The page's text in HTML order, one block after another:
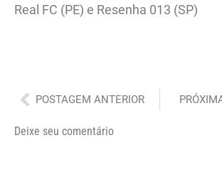
Real FC (PE) e Resenha 013 (SP)
Anterior
POSTAGEM ANTERIOR
Deixe seu comentário